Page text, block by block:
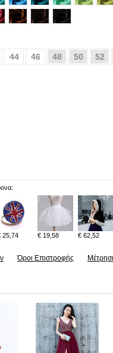
44 46 48 50 52
25,74 € 19,58 € 62,52
Όροι Επιστροφής